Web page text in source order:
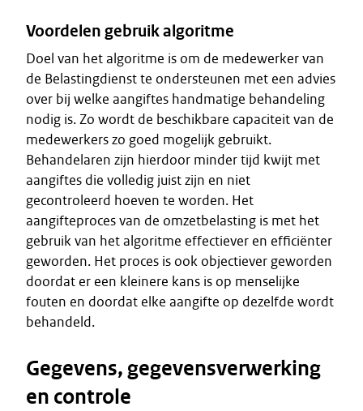
Voordelen gebruik algoritme
Doel van het algoritme is om de medewerker van
de Belastingdienst te ondersteunen met een advies
over bij welke aangiftes handmatige behandeling
nodig is. Zo wordt de beschikbare capaciteit van de
medewerkers zo goed mogelijk gebruikt.
Behandelaren zijn hierdoor minder tijd kwijt met
aangiftes die volledig juist zijn en niet
gecontroleerd hoeven te worden. Het
aangifteproces van de omzetbelasting is met het
gebruik van het algoritme effectiever en efficiënter
geworden. Het proces is ook objectiever geworden
doordat er een kleinere kans is op menselijke
fouten en doordat elke aangifte op dezelfde wordt
behandeld.
Gegevens, gegevensverwerking
en controle